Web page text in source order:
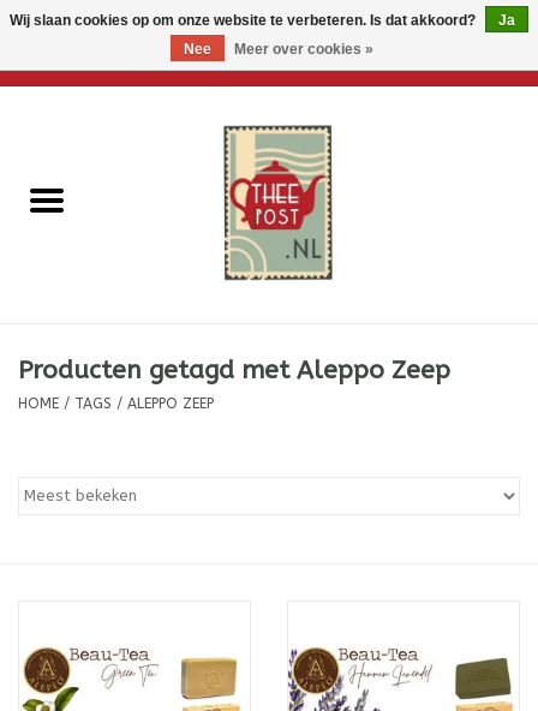
Losse thee
Shop-in-Shop
Producten getagd met Aleppo Zeep
HOME / TAGS / ALEPPO ZEEP
Wij slaan cookies op om onze website te verbeteren. Is dat akkoord?
Ja
Nee
Meer over cookies »